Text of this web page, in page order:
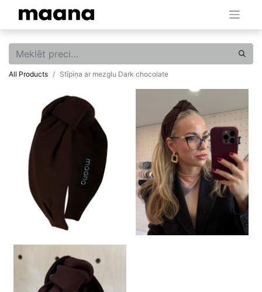
All Products Stīpiņa ar mezglu Dark chocolate